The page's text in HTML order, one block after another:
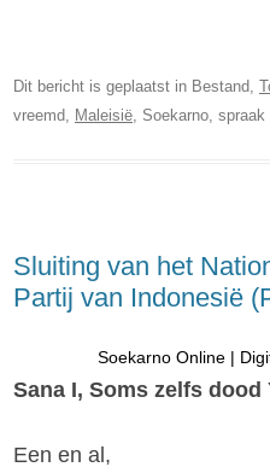
Dit bericht is geplaatst in Bestand,
vreemd, Maleisië, Soekarno, spraak
Sluiting van het
Partij van Indonesië
Soekarno Online |
Sana I, Soms zelfs
Een en al,